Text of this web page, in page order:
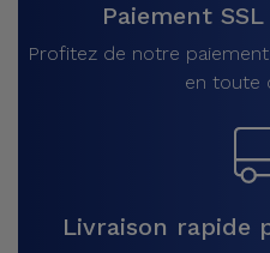
Paiement
Profitez de notre
en toute
Livraison rapide